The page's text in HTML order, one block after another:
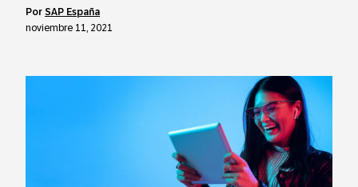
por SAP España
noviembre 11, 2021